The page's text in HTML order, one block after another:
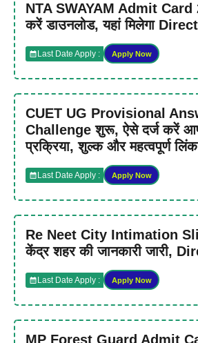
NTA SWAYAM Admit Card
करें डाउनलोड, यहां मिलेगा
Last Date Apply : Apply Now
CUET UG Provisional
Challenge शुरू, ऐसे दर्ज करें
प्रक्रिया, शुल्क और महत्वपूर्ण लिंक
Last Date Apply : Apply Now
Re Neet City Intimation Slip
केंद्र शहर की जानकारी जारी,
Last Date Apply : Apply Now
MP Forest Guard Admit